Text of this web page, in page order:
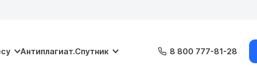
Антиплагиат.Спутник 8 800 777-81-28